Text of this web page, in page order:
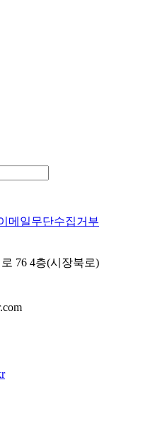
메일무단수집거부
76 4층(시장북로)